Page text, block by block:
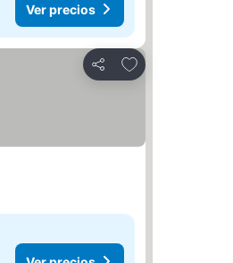
Ver precios
Compartir
Añadir a favoritos